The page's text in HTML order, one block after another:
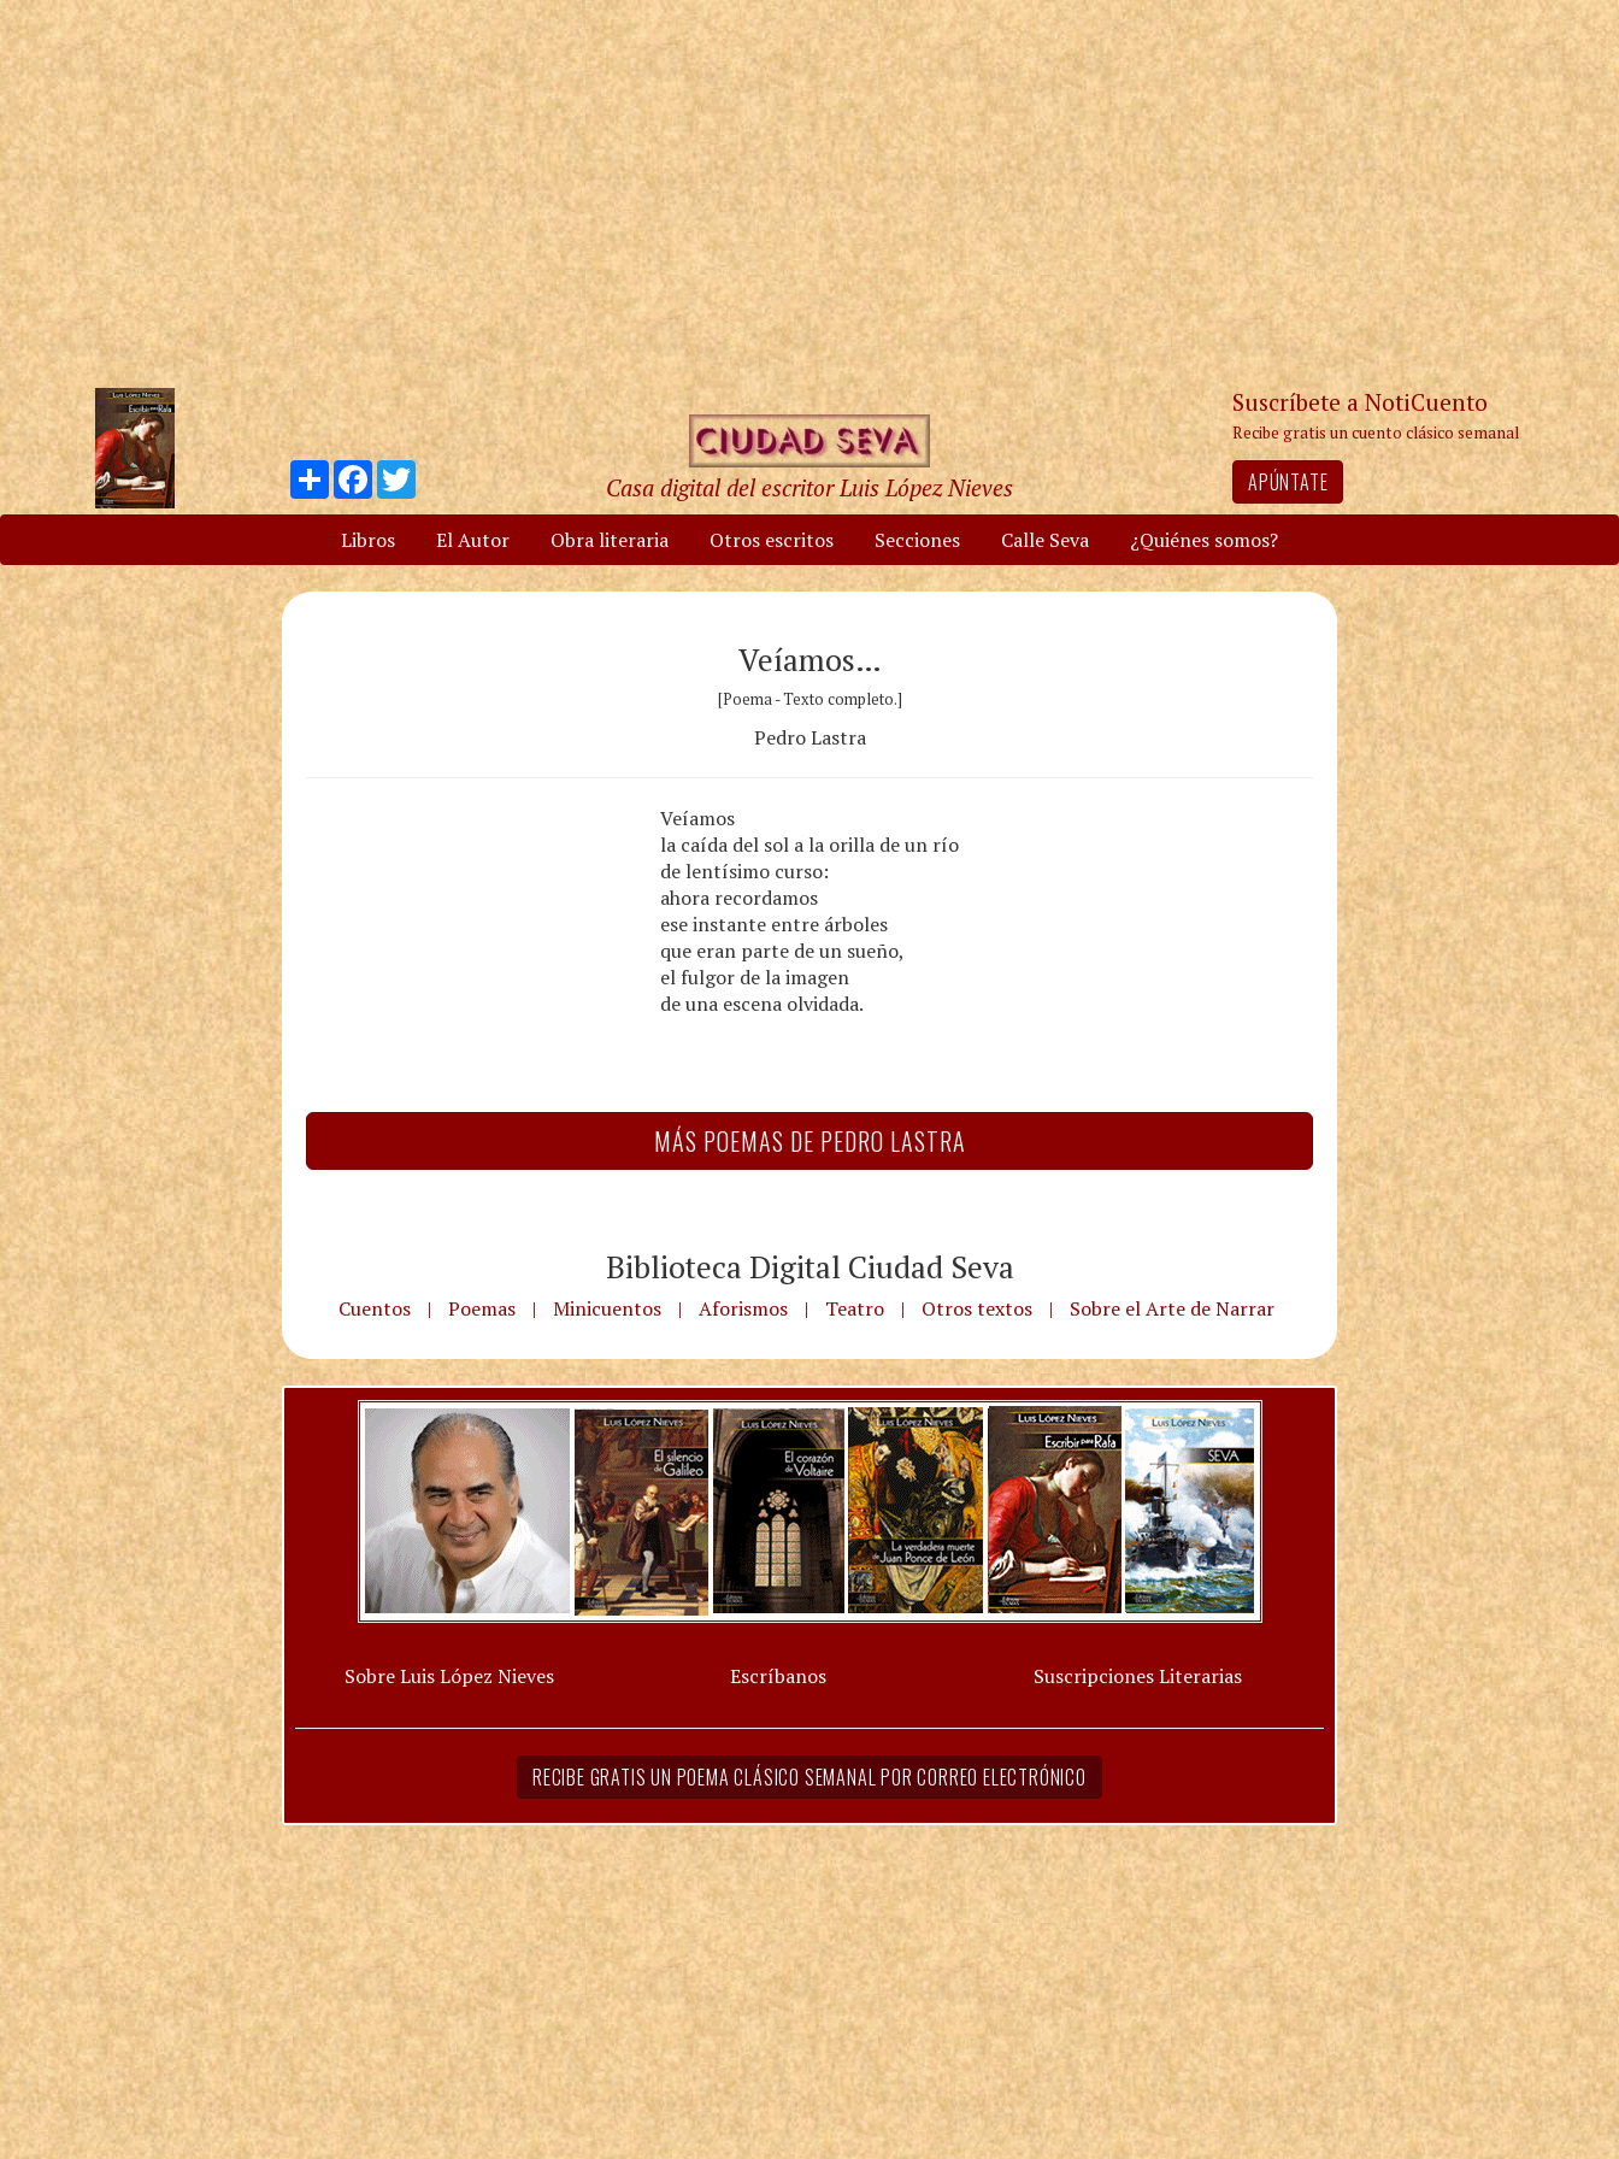
Compartir
Facebook
Twitter
Casa digital del escritor Luis López Nieves
Suscríbete a NotiCuento
Recibe gratis un cuento clásico semanal
APÚNTATE
Libros El Autor Obra literaria Otros escritos Secciones Calle Seva ¿Quiénes somos?
Veíamos…
[Poema - Texto completo.]
Pedro Lastra
Veíamos
la caída del sol a la orilla de un río
de lentísimo curso:
ahora recordamos
ese instante entre árboles
que eran parte de un sueño,
el fulgor de la imagen
de una escena olvidada.
MÁS POEMAS DE PEDRO LASTRA
Biblioteca Digital Ciudad Seva
Cuentos | Poemas | Minicuentos | Aforismos | Teatro | Otros textos | Sobre el Arte de Narrar
Sobre Luis López Nieves Escríbanos Suscripciones Literarias
RECIBE GRATIS UN POEMA CLÁSICO SEMANAL POR CORREO ELECTRÓNICO